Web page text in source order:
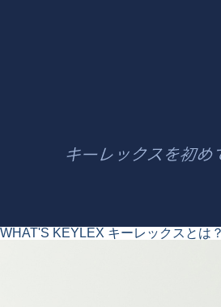
WHAT'S KEYLEX キーレックスとは？